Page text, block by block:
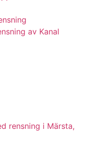
av Kanal
rensning i Märsta,